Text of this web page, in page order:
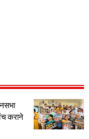
कराने